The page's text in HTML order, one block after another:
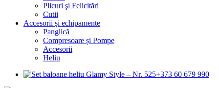
Plicuri şi Felicitări
Cutii
Accesorii și echipamente
Panglică
Compresoare și Pompe
Accesorii
Heliu
+373 60 679 990